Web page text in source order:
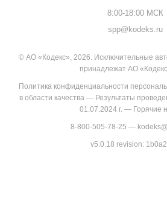
8:00-18:00 МСК
spp@kodeks.ru
© АО «Кодекс», 2026. Исключительные
принадлежат АО
Политика конфиденциальности
в области качества— Результаты
01.07.2024 г.— Горячие
8-800-505-78-25 —
v5.0.18 revision: